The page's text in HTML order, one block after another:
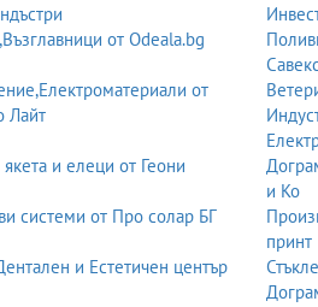
ще изглеждате и как ще се
част и постепенно се разкроява
от Odeala.bg
Савекс
от
Лайт
и елеци от Геони
и Ко
системи от Про солар БГ
принт
и Естетичен център